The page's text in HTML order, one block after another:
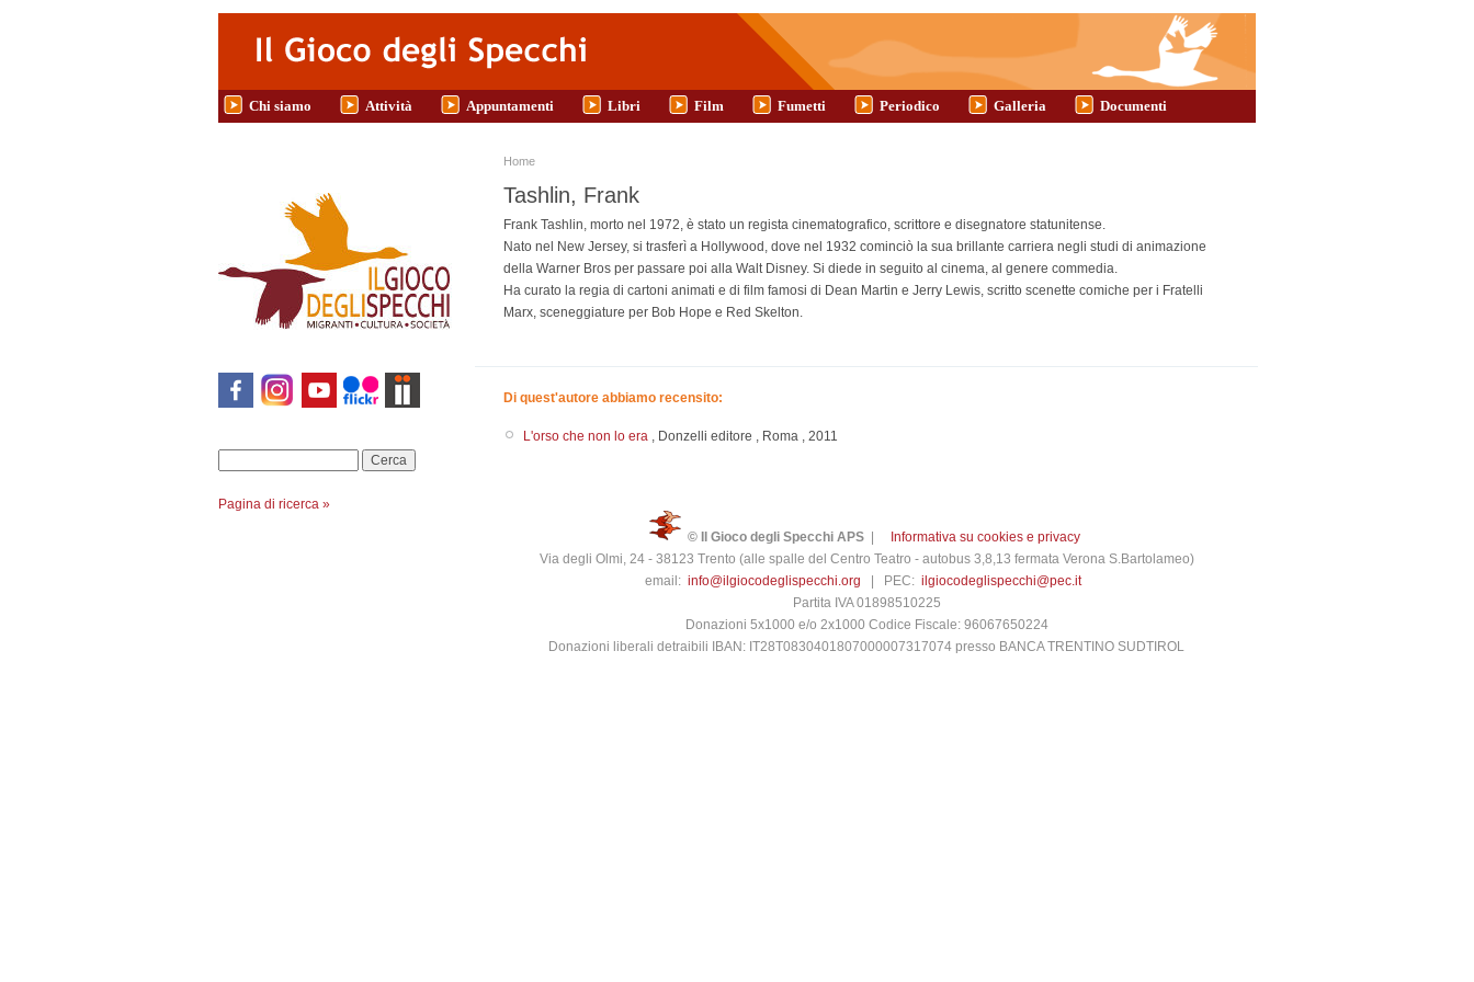
Chi siamo Attività Appuntamenti Libri Film Fumetti Periodico Galleria Documenti
Pagina di ricerca »
Tu sei qui
Home
Tashlin, Frank
Frank Tashlin, morto nel 1972, è stato un regista cinematografico, scrittore e disegnatore statunitense.
Nato nel New Jersey, si trasferì a Hollywood, dove nel 1932 cominciò la sua brillante carriera negli studi di animazione
della Warner Bros per passare poi alla Walt Disney. Si diede in seguito al cinema, al genere commedia.
Ha curato la regia di cartoni animati e di film famosi di Dean Martin e Jerry Lewis, scritto scenette comiche per i Fratelli
Marx, sceneggiature per Bob Hope e Red Skelton.
Di quest'autore abbiamo recensito:
L'orso che non lo era Donzelli editore Roma 2011
© Il Gioco degli Specchi APS|
Informativa su cookies e privacy
Via degli Olmi, 24 - 38123 Trento (alle spalle del Centro Teatro - autobus 3,8,13 fermata Verona S.Bartolameo)
email: info@ilgiocodeglispecchi.org | PEC: ilgiocodeglispecchi@pec.it
Partita IVA 01898510225
Donazioni 5x1000 e/o 2x1000 Codice Fiscale: 96067650224
Donazioni liberali detraibili IBAN: IT28T0830401807000007317074 presso BANCA TRENTINO SUDTIROL